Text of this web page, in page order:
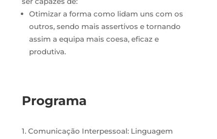
Otimizar a forma como lidam uns com os
outros, sendo mais assertivos e tornando
assim a equipa mais coesa, eficaz e
produtiva.
Programa
1. Comunicação Interpessoal: Linguagem